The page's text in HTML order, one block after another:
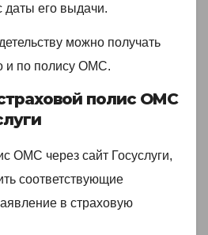
даты его выдачи.
можно получать
и по полису ОМС.
полис ОМС
ОМС через сайт Госуслуги,
соответствующие
в страховую